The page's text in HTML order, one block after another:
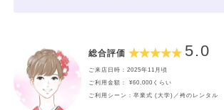
総合評価 5.0
ご来店日時：2025年11月頃
ご利用金額： ¥60,000くらい
ご利用シーン：卒業式 (大学)／袴のレンタル